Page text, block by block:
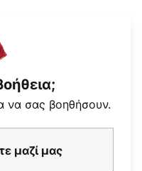
να σας βοηθήσουν.
μαζί μας